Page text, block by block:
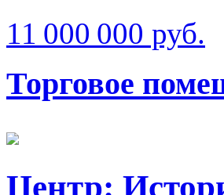
11 000 000 руб.
Торговое
Центр: